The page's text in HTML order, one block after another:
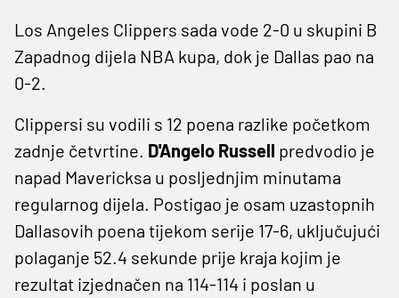
Los Angeles Clippers sada vode 2-0 u skupini B
Zapadnog dijela NBA kupa, dok je Dallas pao na
0-2.
Clippersi su vodili s 12 poena razlike početkom
zadnje četvrtine. D'Angelo Russell predvodio je
napad Mavericksa u posljednjim minutama
regularnog dijela. Postigao je osam uzastopnih
Dallasovih poena tijekom serije 17-6, uključujući
polaganje 52.4 sekunde prije kraja kojim je
rezultat izjednačen na 114-114 i poslan u